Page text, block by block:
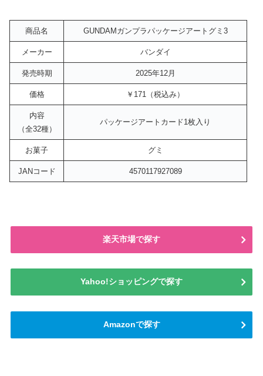
商品名 GUNDAMガンプラパッケージアートグミ3
メーカー バンダイ
発売時期 2025年12月
価格 ￥171（税込み）
内容
（全32種）
パッケージアートカード1枚入り
お菓子 グミ
JANコード 4570117927089
楽天市場で探す
Yahoo!ショッピングで探す
Amazonで探す